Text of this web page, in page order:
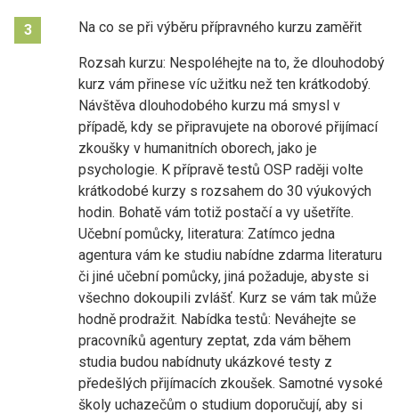
3 Na co se při výběru přípravného kurzu zaměřit
Rozsah kurzu: Nespoléhejte na to, že dlouhodobý
kurz vám přinese víc užitku než ten krátkodobý.
Návštěva dlouhodobého kurzu má smysl v
případě, kdy se připravujete na oborové přijímací
zkoušky v humanitních oborech, jako je
psychologie. K přípravě testů OSP raději volte
krátkodobé kurzy s rozsahem do 30 výukových
hodin. Bohatě vám totiž postačí a vy ušetříte.
Učební pomůcky, literatura: Zatímco jedna
agentura vám ke studiu nabídne zdarma literaturu
či jiné učební pomůcky, jiná požaduje, abyste si
všechno dokoupili zvlášť. Kurz se vám tak může
hodně prodražit. Nabídka testů: Neváhejte se
pracovníků agentury zeptat, zda vám během
studia budou nabídnuty ukázkové testy z
předešlých přijímacích zkoušek. Samotné vysoké
školy uchazečům o studium doporučují, aby si